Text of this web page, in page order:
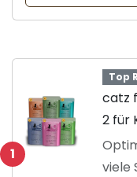
1
Top
catz
2 für
viele